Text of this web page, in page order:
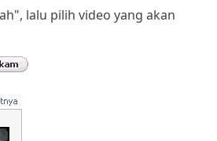
lalu pilih video yang akan